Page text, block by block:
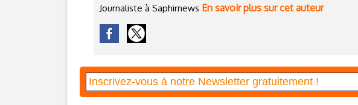
Journaliste à Saphirnews En savoir plus sur cet auteur